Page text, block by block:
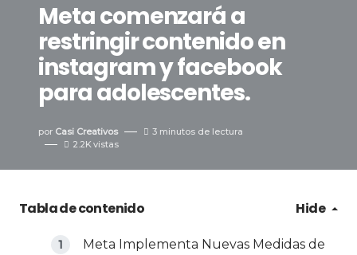
Meta comenzará a
restringir contenido en
instagram y facebook
para adolescentes.
por Casi Creativos
3 minutos de lectura
2.2Kvistas
Tabla de contenido Hide
Meta Implementa Nuevas Medidas de